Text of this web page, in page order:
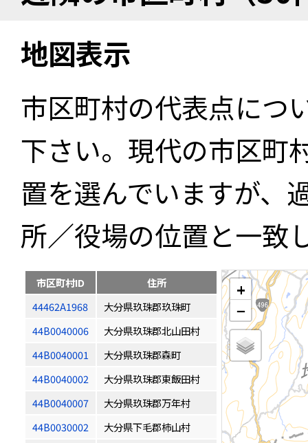
地図表示
市区町村の代表点につ
下さい。現代の市区町
置を選んでいますが、
所／役場の位置と一致
市区町村ID
住所
44462A1968
大分県玖珠郡玖珠町
44B0040006
大分県玖珠郡北山田村
44B0040001
大分県玖珠郡森町
44B0040002
大分県玖珠郡東飯田村
44B0040007
大分県玖珠郡万年村
44B0030002
大分県下毛郡柿山村
+
−